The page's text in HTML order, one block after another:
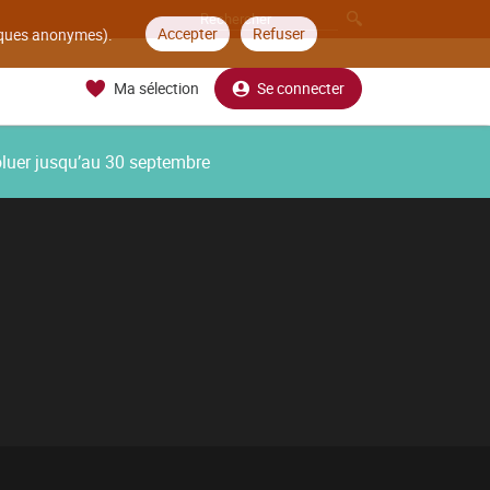
anonymes). Accepter Refuser
Ma sélection Se connecter
jusqu’au 30 septembre